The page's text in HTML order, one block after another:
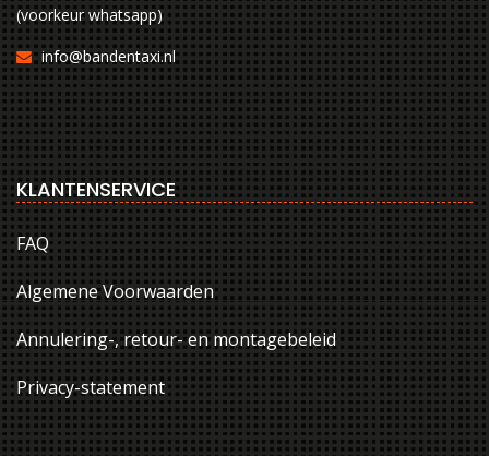
(voorkeur whatsapp)
info@bandentaxi.nl
KLANTENSERVICE
FAQ
Algemene Voorwaarden
Annulering-, retour- en montagebeleid
Privacy-statement